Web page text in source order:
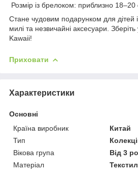
Розмір із брелоком: приблизно 18–20
Стане чудовим подарунком для дітей
милі та незвичайні аксесуари.
Kawaii!
Приховати
Характеристики
Основні
Країна виробник
Китай
Тип
Вікова група
Від 3
Матеріал